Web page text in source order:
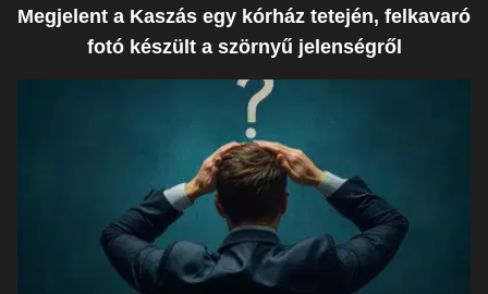
Megjelent a Kaszás egy kórház tetején, felkavaró
fotó készült a szörnyű jelenségről